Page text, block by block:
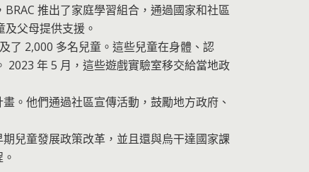
推出了家庭學習組合，通過國家和社區
父母提供支援。
了 2,000 多名兒童。這些兒童在身體、認
2023 年 5 月，這些遊戲實驗室移交給當地政
。他們通過社區宣傳活動，鼓勵地方政府、
兒童發展政策改革，並且還與烏干達國家課